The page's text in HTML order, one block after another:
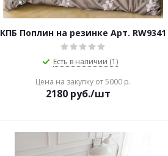
КПБ Поплин на резинке Арт. RW9341
Есть в наличии (1)
Цена на закупку от 5000 р.
2180 руб./шт